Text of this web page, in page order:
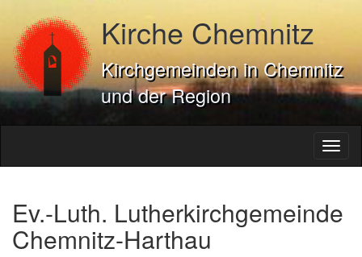
Kirche Chemnitz
Kirchgemeinden in Chemnitz
und der Region
Ev.-Luth. Lutherkirchgemeinde
Chemnitz-Harthau